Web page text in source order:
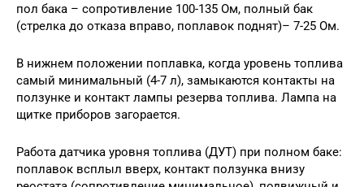
пол бака – сопротивление 100-135 Ом, полный бак
(стрелка до отказа вправо, поплавок поднят)– 7-25 Ом.
В нижнем положении поплавка, когда уровень топлива
самый минимальный (4-7 л), замыкаются контакты на
ползунке и контакт лампы резерва топлива. Лампа на
щитке приборов загорается.
Работа датчика уровня топлива (ДУТ) при полном баке:
поплавок всплыл вверх, контакт ползунка внизу